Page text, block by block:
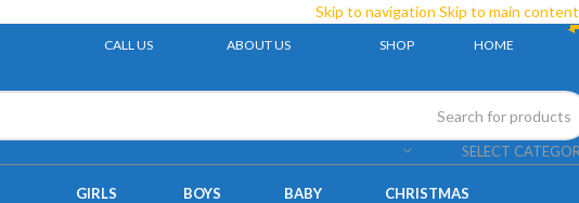
Skip to navigation Skip to main content
HOME
SHOP
ABOUT US
CALL US
SELECT
CHRISTMAS
BABY
BOYS
GIRLS